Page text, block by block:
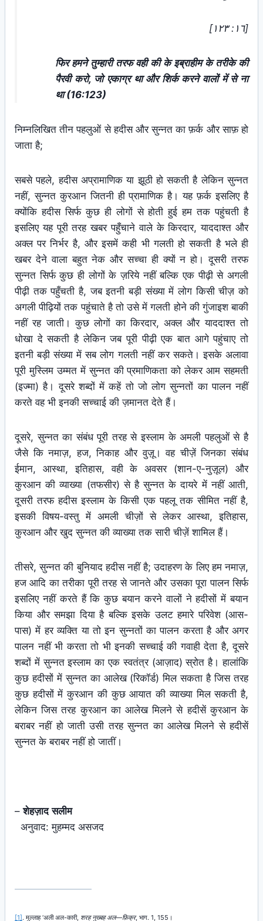
[١٦: ١٢٣]
फिर हमने तुम्हारी तरफ वही की के इब्राहीम के तरीके की
पैरवी करो, जो एकाग्र था और शिर्क करने वालों में से ना
था(16:123)
निम्नलिखित तीन पहलुओं से हदीस और सुन्नत का फ़र्क और साफ़ हो
जाता है;
सबसे पहले, हदीस अप्रामाणिक या झूठी हो सकती है लेकिन सुन्नत
नहीं, सुन्नत कुरआन जितनी ही प्रामाणिक है। यह फ़र्क इसलिए है
क्योंकि हदीस सिर्फ कुछ ही लोगों से होती हुई हम तक पहुंचती है
इसलिए यह पूरी तरह खबर पहुँचाने वाले के किरदार, याददाश्त और
अक्ल पर निर्भर है, और इसमें कही भी गलती हो सकती है भले ही
खबर देने वाला बहुत नेक और सच्चा ही क्यों न हो। दूसरी तरफ
सुन्नत सिर्फ कुछ ही लोगों के ज़रिये नहीं बल्कि एक पीढ़ी से अगली
पीढ़ी तक पहुँचती है, जब इतनी बड़ी संख्या में लोग किसी चीज़ को
अगली पीढ़ियों तक पहुंचाते है तो उसे में गलती होने की गुंजाइश बाकी
नहीं रह जाती। कुछ लोगों का किरदार, अक्ल और याददाश्त तो
धोखा दे सकती है लेकिन जब पूरी पीढ़ी एक बात आगे पहुंचाए तो
इतनी बड़ी संख्या में सब लोग गलती नहीं कर सकते। इसके अलावा
पूरी मुस्लिम उम्मत में सुन्नत की प्रमाणिकता को लेकर आम सहमती
(इज्मा) है। दूसरे शब्दों में कहें तो जो लोग सुन्नतों का पालन नहीं
करते वह भी इनकी सच्चाई की ज़मानत देते हैं।
दूसरे, सुन्नत का संबंध पूरी तरह से इस्लाम के अमली पहलुओं से है
जैसे कि नमाज़, हज, निकाह और वुज़ू। वह चीज़ें जिनका संबंध
ईमान, आस्था, इतिहास, वही के अवसर (शान-ए-नुज़ूल) और
कुरआन की व्याख्या (तफसीर) से है सुन्नत के दायरे में नहीं आती,
दूसरी तरफ हदीस इस्लाम के किसी एक पहलू तक सीमित नहीं है,
इसकी विषय-वस्तु में अमली चीज़ों से लेकर आस्था, इतिहास,
कुरआन और खुद सुन्नत की व्याख्या तक सारी चीज़ें शामिल हैं।
तीसरे, सुन्नत की बुनियाद हदीस नहीं है; उदाहरण के लिए हम नमाज़,
हज आदि का तरीका पूरी तरह से जानते और उसका पूरा पालन सिर्फ
इसलिए नहीं करते हैं कि कुछ बयान करने वालों ने हदीसों में बयान
किया और समझा दिया है बल्कि इसके उलट हमारे परिवेश (आस-
पास) में हर व्यक्ति या तो इन सुन्नतों का पालन करता है और अगर
पालन नहीं भी करता तो भी इनकी सच्चाई की गवाही देता है, दूसरे
शब्दों में सुन्नत इस्लाम का एक स्वतंत्र (आज़ाद) स्रोत है। हालांकि
कुछ हदीसों में सुन्नत का आलेख (रिकॉर्ड) मिल सकता है जिस तरह
कुछ हदीसों में कुरआन की कुछ आयात की व्याख्या मिल सकती है,
लेकिन जिस तरह कुरआन का आलेख मिलने से हदीसें कुरआन के
बराबर नहीं हो जाती उसी तरह सुन्नत का आलेख मिलने से हदीसें
सुन्नत के बराबर नहीं हो जातीं।
–शेहज़ाद सलीम
अनुवाद: मुहम्मद असजद​​​​
[1] . मुल्लाह ‘अली अल-कारी, शरह नुख्बह अल—फ़िक्र, भाग. 1, 155।​